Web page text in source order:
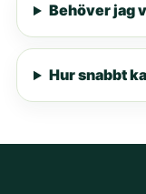
Behöver jag
Hur snabbt